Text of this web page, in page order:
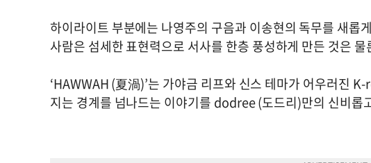
하이라이트 부분에는 나영주의 구음과 이송현의 독무를 새롭
사람은 섬세한 표현력으로 서사를 한층 풍성하게 만든 것은
‘HAWWAH (夏渦)’는 가야금 리프와 신스 테마가 어우러진
지는 경계를 넘나드는 이야기를 dodree (도드리)만의 신비롭